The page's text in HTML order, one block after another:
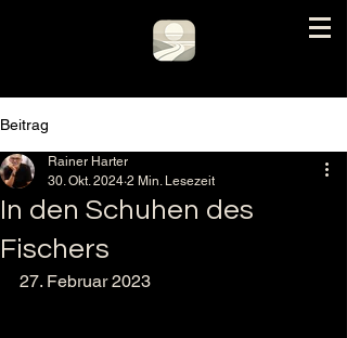
Beitrag
In den Schuhen des
Fischers
Rainer Harter
30. Okt. 2024 2 Min. Lesezeit
27. Februar 2023